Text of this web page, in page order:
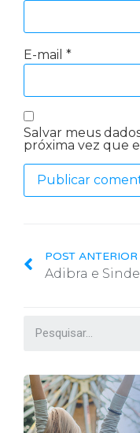
E-mail *
Salvar meus
próxima vez que
POST ANTERIOR